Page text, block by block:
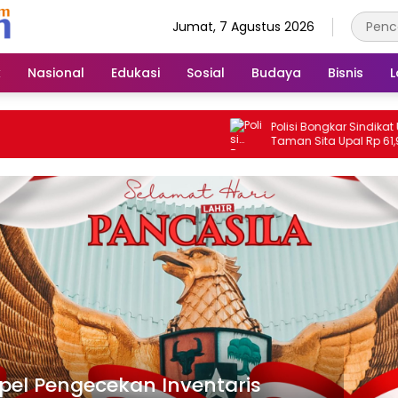
Jumat, 7 Agustus 2026
Nasional Edukasi Sosial Budaya Bisnis
Polisi Bongkar Sindikat Uang
Taman Sita Upal Rp 61,9 Juta
Tangkap Tiga Tersangka
Pengecekan Inventaris